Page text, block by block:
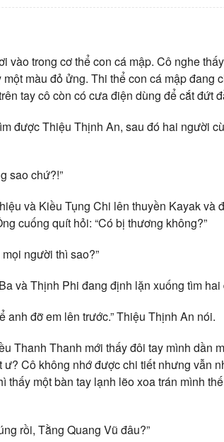
vào trong cơ thể con cá mập. Cô nghe
màu đỏ ửng. Thi thể con cá mập đang
tay cô còn có cưa điện dùng để cắt đứt
được Thiệu Thịnh An, sau đó hai người
sao chứ?!”
và Kiều Tụng Chi lên thuyền Kayak và
cuống quít hỏi: “Có bị thương không?”
người thì sao?”
và Thịnh Phi đang định lặn xuống tìm hai
anh đỡ em lên trước.” Thiệu Thịnh An nói.
Thanh Thanh mới thấy đôi tay mình dần
Cô không nhớ được chi tiết nhưng vẫn
thấy một bàn tay lạnh lẽo xoa trán mình
rồi, Tằng Quang Vũ đâu?”